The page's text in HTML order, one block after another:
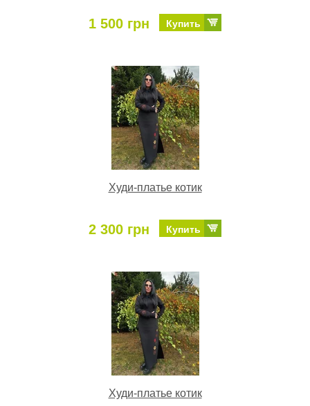
1 500 грн Купить
Худи-платье котик
2 300 грн Купить
Худи-платье котик